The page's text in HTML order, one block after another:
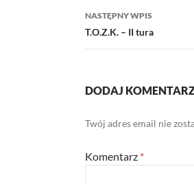
NASTĘPNY WPIS
T.O.Z.K. – II tura
DODAJ
Twój adres email nie
Komentarz *